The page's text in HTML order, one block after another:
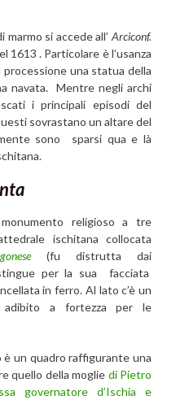
si accede all’ Arciconf.
1613 . Particolare è l’usanza
una statua della
navata. Mentre negli archi
i principali episodi del
sovrastano un altare del
sono sparsi qua e là
religioso a tre
ischitana collocata
(fu distrutta dai
per la sua facciata
in ferro. Al lato c’è un
adibito a fortezza per le
un quadro raffigurante una
quello della moglie di Pietro
governatore d’Ischia e